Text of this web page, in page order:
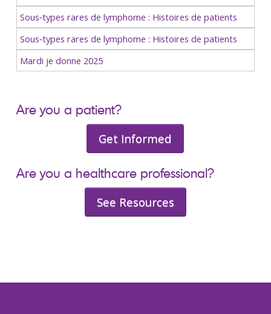
Sous‑types rares de lymphome : Histoires de patients
Sous‑types rares de lymphome : Histoires de patients
Mardi je donne 2025
Are you a patient?
Get Informed
Are you a healthcare professional?
See Resources